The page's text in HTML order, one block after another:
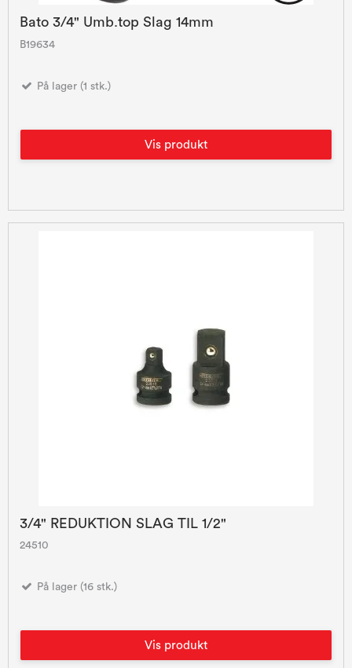
Bato 3/4" Umb.top Slag 14mm
B19634
På lager (1 stk.)
Vis produkt
3/4" REDUKTION SLAG TIL 1/2"
24510
På lager (16 stk.)
Vis produkt